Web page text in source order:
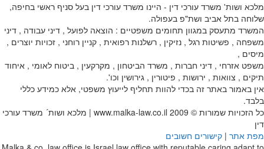
מלכא ושות' משרד עורכי דין - היינו משרד עורכי דין בעל סניף ראשי בחיפה,
שלוחה בתל אביב ושת"פ בעפולה.
המשרד מתעסק במגוון תחומים משפטיים : הוצאה לפועל , דיני עבודה , דיני
משפחה , פשיטות רגל , נזיקין , רשלנות רפואית , קניין רוחני , זכויות יוצרים ,
מיסים ,
משפט אזרחי , דיני חברות , משרד הביטחון , מקרקעין , ביטוח לאומי , איחוד
תיקים , צוואות , ירושות , פיטורין , גירושין וכו'.
אין באמור באתר זה בכדי להוות תחליף לייעוץ משפטי, אלא כמידע כללי
בלבד.
כל הזכויות שמורות © 2009
www.malka-law.co.il | מלכא ושות´ משרד עורכי
דין
מפת אתר | קישורים חשובים